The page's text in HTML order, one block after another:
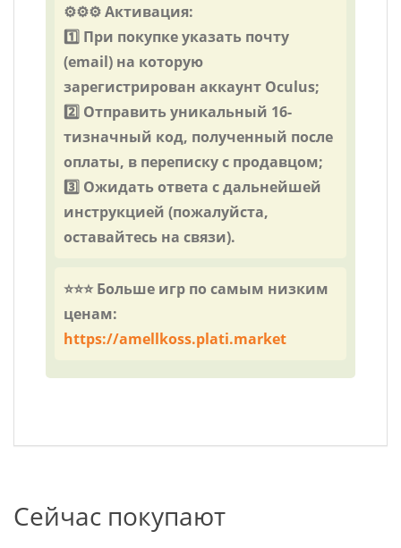
⚙️⚙️⚙️ Активация:
1️⃣ При покупке указать почту
(email) на которую
зарегистрирован аккаунт Oculus;
2️⃣ Отправить уникальный 16-
тизначный код, полученный после
оплаты, в переписку с продавцом;
3️⃣ Ожидать ответа с дальнейшей
инструкцией (пожалуйста,
оставайтесь на связи).
⭐⭐⭐ Больше игр по самым низким
ценам:
https://amellkoss.plati.market
Сейчас покупают